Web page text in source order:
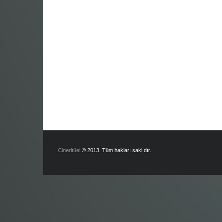
Cineritüel © 2013. Tüm hakları saklıdır.